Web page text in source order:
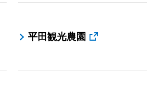
平田観光農園